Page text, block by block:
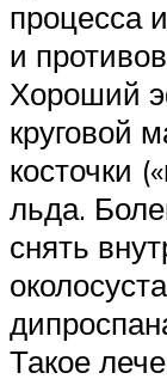
процесса
и
Хороший
круговой
косточки
льда.
снять
Такое